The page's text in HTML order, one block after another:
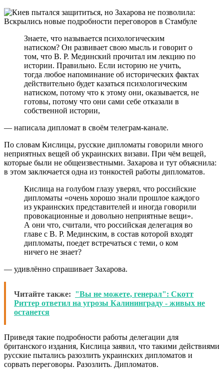
Знаете, что называется психологическим
натиском? Он развивает свою мысль и говорит о
том, что В. Р. Мединский прочитал им лекцию по
истории. Правильно. Если историю не учить,
тогда любое напоминание об исторических фактах
действительно будет казаться психологическим
натиском, потому что к этому они, оказывается, не
готовы, потому что они сами себе отказали в
собственной истории,
— написала дипломат в своём телеграм-канале.
По словам Кислицы, русские дипломаты говорили много
неприятных вещей об украинских визави. При чём вещей,
которые были не общеизвестными. Захарова и тут объяснила:
в этом заключается одна из тонкостей работы дипломатов.
Кислица на голубом глазу уверял, что российские
дипломаты «очень хорошо знали прошлое каждого
из украинских представителей и иногда говорили
провокационные и довольно неприятные вещи».
А они что, считали, что российская делегация во
главе с В. Р. Мединским, в состав которой входят
дипломаты, поедет встречаться с теми, о ком
ничего не знает?
— удивлённо спрашивает Захарова.
Читайте также: "Вы не можете, генерал": Скотт
Риттер ответил на угрозы Калининграду - живых не
останется
Приведя такие подробности работы делегации для
британского издания, Кислица заявил, что такими действиями
русские пытались разозлить украинских дипломатов и
сорвать переговоры. Разозлить. Дипломатов.